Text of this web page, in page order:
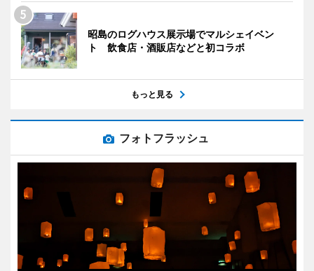
昭島のログハウス展示場でマルシェイベン
ト 飲食店・酒販店などと初コラボ
もっと見る
フォトフラッシュ